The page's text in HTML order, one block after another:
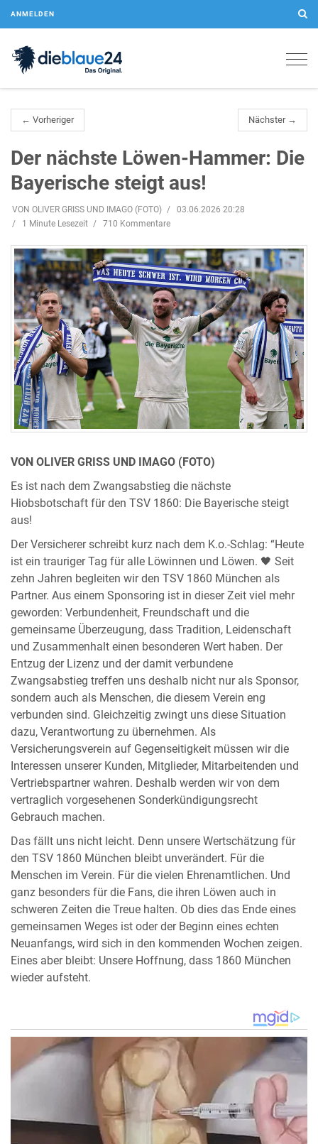
ANMELDEN
← Vorheriger Nächster →
Der nächste Löwen-Hammer: Die
Bayerische steigt aus!
VON OLIVER GRISS UND IMAGO (FOTO)
03.06.2026 20:28
1 Minute Lesezeit
710 Kommentare
VON OLIVER GRISS UND IMAGO (FOTO)
Es ist nach dem Zwangsabstieg die nächste
Hiobsbotschaft für den TSV 1860: Die Bayerische steigt
aus!
Der Versicherer schreibt kurz nach dem K.o.-Schlag: “Heute
ist ein trauriger Tag für alle Löwinnen und Löwen. 🖤 Seit
zehn Jahren begleiten wir den TSV 1860 München als
Partner. Aus einem Sponsoring ist in dieser Zeit viel mehr
geworden: Verbundenheit, Freundschaft und die
gemeinsame Überzeugung, dass Tradition, Leidenschaft
und Zusammenhalt einen besonderen Wert haben. Der
Entzug der Lizenz und der damit verbundene
Zwangsabstieg treffen uns deshalb nicht nur als Sponsor,
sondern auch als Menschen, die diesem Verein eng
verbunden sind. Gleichzeitig zwingt uns diese Situation
dazu, Verantwortung zu übernehmen. Als
Versicherungsverein auf Gegenseitigkeit müssen wir die
Interessen unserer Kunden, Mitglieder, Mitarbeitenden und
Vertriebspartner wahren. Deshalb werden wir von dem
vertraglich vorgesehenen Sonderkündigungsrecht
Gebrauch machen.
Das fällt uns nicht leicht. Denn unsere Wertschätzung für
den TSV 1860 München bleibt unverändert. Für die
Menschen im Verein. Für die vielen Ehrenamtlichen. Und
ganz besonders für die Fans, die ihren Löwen auch in
schweren Zeiten die Treue halten. Ob dies das Ende eines
gemeinsamen Weges ist oder der Beginn eines echten
Neuanfangs, wird sich in den kommenden Wochen zeigen.
Eines aber bleibt: Unsere Hoffnung, dass 1860 München
wieder aufsteht.